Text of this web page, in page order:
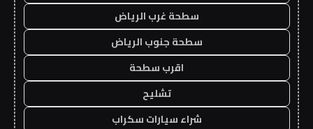
سطحة غرب الرياض
سطحة جنوب الرياض
اقرب سطحة
تشليح
شراء سيارات سكراب